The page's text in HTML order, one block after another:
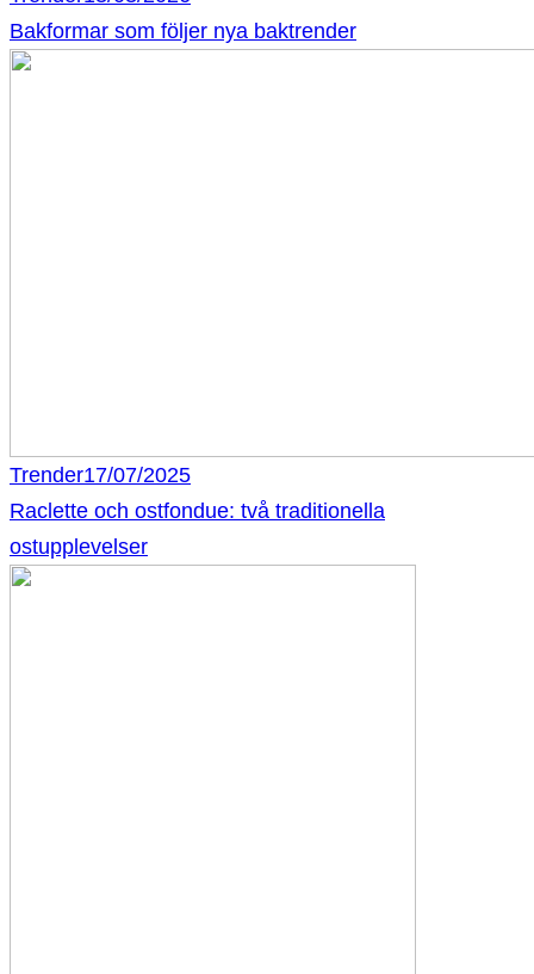
Bakformar som följer nya baktrender
Trender17/07/2025
Raclette och ostfondue: två traditionella
ostupplevelser